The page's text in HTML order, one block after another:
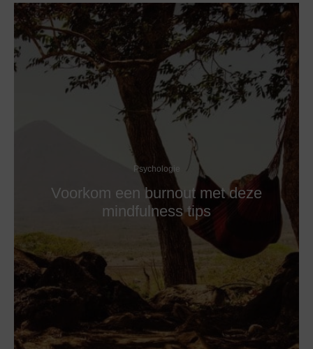
Psychologie
Voorkom een burnout met deze
mindfulness tips